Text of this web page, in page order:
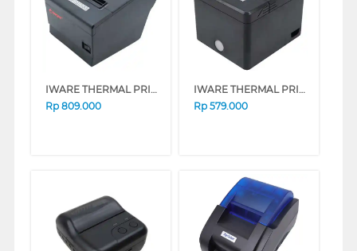
IWARE THERMAL PRINTER KASIR 80MM AUTOCETTER RJ11 IW-J200BT
Rp 809.000
IWARE THERMAL PRINTER KASIR IW-J82BT
Rp 579.000